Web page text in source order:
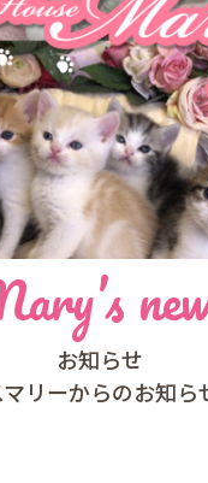
お知らせ
リーからのお知ら